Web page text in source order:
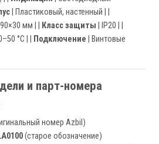
| Пластиковый, настенный | |
мм | | Класс защиты | IP20 | |
°C | | Подключение | Винтовые
и парт-номера
номер Azbil)
(старое обозначение)